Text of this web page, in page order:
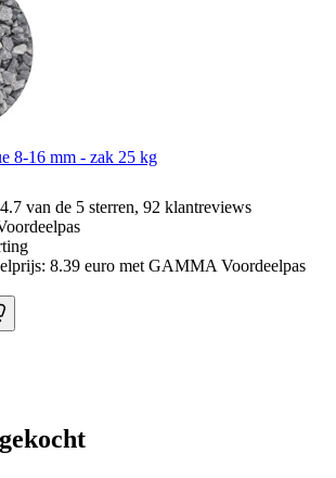
8-16 mm - zak 25 kg
van de 5 sterren, 92 klantreviews
8.39 euro met GAMMA Voordeelpas